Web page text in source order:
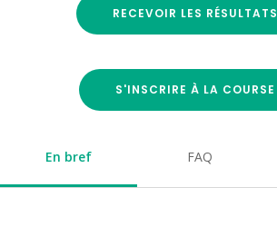
RECEVOIR LES RÉSULTATS
S'INSCRIRE À LA COURSE
En bref FAQ